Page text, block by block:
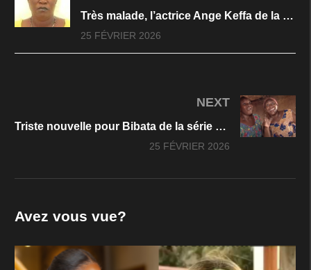
Très malade, l’actrice Ange Keffa de la série » Ma Famille »
25 FÉVRIER 2026
NEXT
Triste nouvelle pour Bibata de la série 3 femme 1 village
25 FÉVRIER 2026
Avez vous vue?